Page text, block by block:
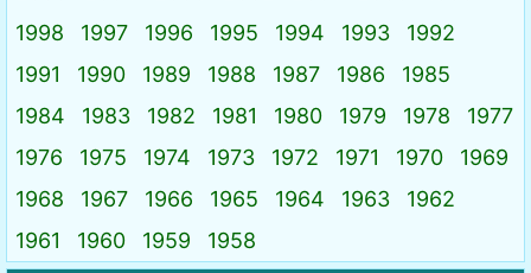
1998
1997 1996 1995 1994 1993
1992
1991
1990 1989 1988 1987 1986
1985
1984
1983 1982 1981 1980 1979 1978
1977
1976
1975 1974 1973 1972 1971 1970
1969
1968
1967 1966 1965 1964 1963
1962
1961
1960 1959
1958